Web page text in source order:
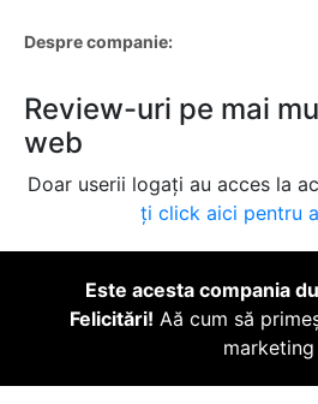
Despre companie:
Review-uri pe mai
web
Doar userii logați au acces la
ți click aici pentru
Este acesta compania
Felicitări! Aă cum să
marketing